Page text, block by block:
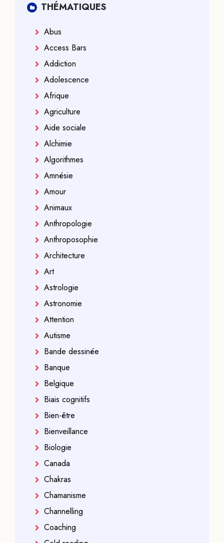
THÉMATIQUES
Abus
Access Bars
Addiction
Adolescence
Afrique
Agriculture
Aide sociale
Alchimie
Algorithmes
Amnésie
Amour
Animaux
Anthropologie
Anthroposophie
Architecture
Art
Astrologie
Astronomie
Attention
Autisme
Bande dessinée
Banque
Belgique
Biais cognitifs
Bien-être
Bienveillance
Biologie
Canada
Chakras
Chamanisme
Channelling
Coaching